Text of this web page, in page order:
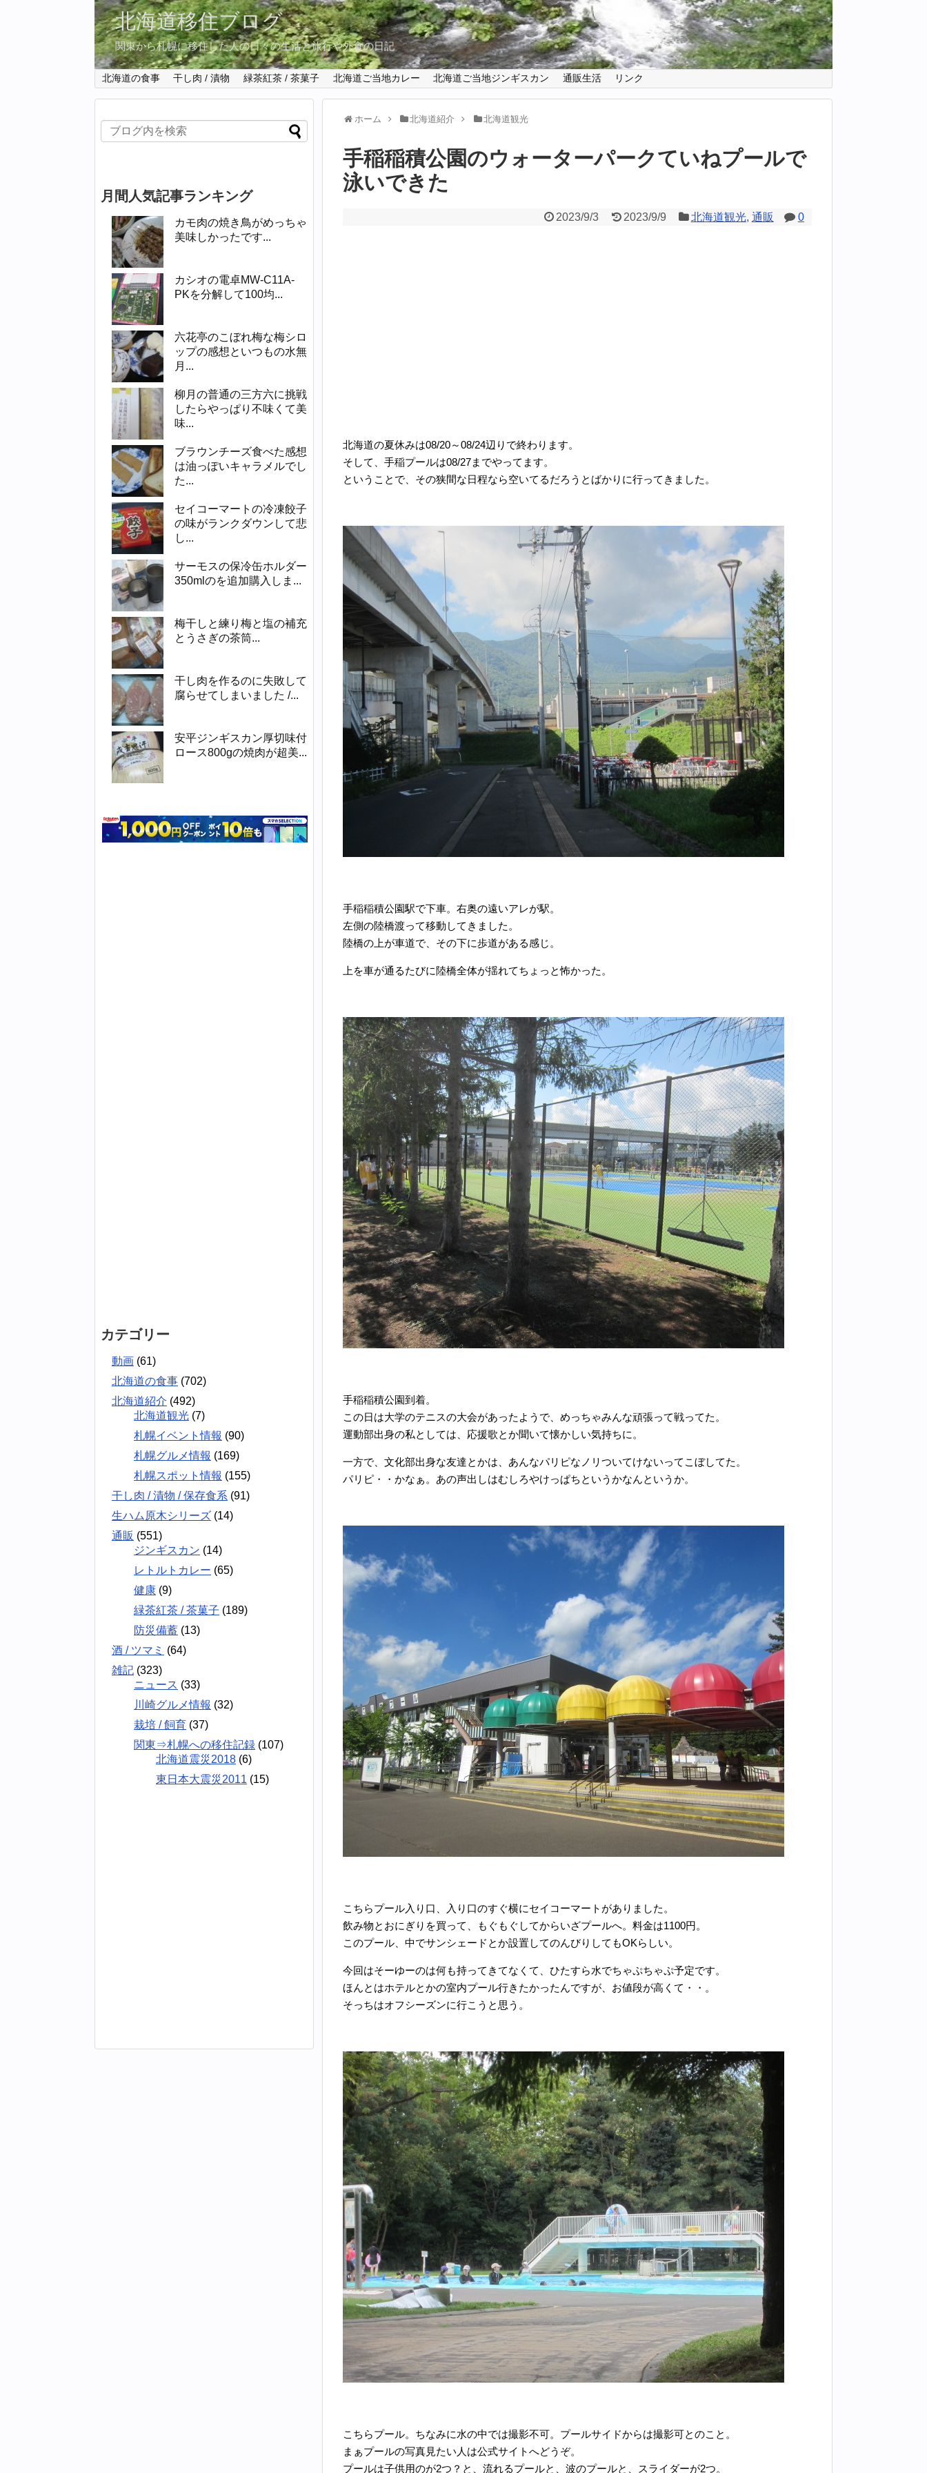
北海道移住ブログ
関東から札幌に移住した人の日々の生活と旅行や外食の日記
北海道の食事 干し肉 / 漬物 緑茶紅茶 / 茶菓子 北海道ご当地カレー 北海道ご当地ジンギスカン 通販生活 リンク
ホーム 北海道紹介 北海道観光
手稲稲積公園のウォーターパークていねプールで
泳いできた
2023/9/3 2023/9/9 北海道観光, 通販 0
北海道の夏休みは08/20～08/24辺りで終わります。
そして、手稲プールは08/27までやってます。
ということで、その狭間な日程なら空いてるだろうとばかりに行ってきました。
手稲稲積公園駅で下車。右奥の遠いアレが駅。
左側の陸橋渡って移動してきました。
陸橋の上が車道で、その下に歩道がある感じ。
上を車が通るたびに陸橋全体が揺れてちょっと怖かった。
手稲稲積公園到着。
この日は大学のテニスの大会があったようで、めっちゃみんな頑張って戦ってた。
運動部出身の私としては、応援歌とか聞いて懐かしい気持ちに。
一方で、文化部出身な友達とかは、あんなパリピなノリついてけないってこぼしてた。
パリピ・・かなぁ。あの声出しはむしろやけっぱちというかなんというか。
こちらプール入り口、入り口のすぐ横にセイコーマートがありました。
飲み物とおにぎりを買って、もぐもぐしてからいざプールへ。料金は1100円。
このプール、中でサンシェードとか設置してのんびりしてもOKらしい。
今回はそーゆーのは何も持ってきてなくて、ひたすら水でちゃぷちゃぷ予定です。
ほんとはホテルとかの室内プール行きたかったんですが、お値段が高くて・・。
そっちはオフシーズンに行こうと思う。
こちらプール。ちなみに水の中では撮影不可。プールサイドからは撮影可とのこと。
まぁプールの写真見たい人は公式サイトへどうぞ。
プールは子供用のが2つ？と、流れるプールと、波のプールと、スライダーが2つ。
月間人気記事ランキング
カモ肉の焼き鳥がめっちゃ
美味しかったです...
カシオの電卓MW-C11A-
PKを分解して100均...
六花亭のこぼれ梅な梅シロ
ップの感想といつもの水無
月...
柳月の普通の三方六に挑戦
したらやっぱり不味くて美
味...
ブラウンチーズ食べた感想
は油っぽいキャラメルでし
た...
セイコーマートの冷凍餃子
の味がランクダウンして悲
し...
サーモスの保冷缶ホルダー
350mlのを追加購入しま...
梅干しと練り梅と塩の補充
とうさぎの茶筒...
干し肉を作るのに失敗して
腐らせてしまいました /...
安平ジンギスカン厚切味付
ロース800gの焼肉が超美...
カテゴリー
動画 (61)
北海道の食事 (702)
北海道紹介 (492)
北海道観光 (7)
札幌イベント情報 (90)
札幌グルメ情報 (169)
札幌スポット情報 (155)
干し肉 / 漬物 / 保存食系 (91)
生ハム原木シリーズ (14)
通販 (551)
ジンギスカン (14)
レトルトカレー (65)
健康 (9)
緑茶紅茶 / 茶菓子 (189)
防災備蓄 (13)
酒 / ツマミ (64)
雑記 (323)
ニュース (33)
川崎グルメ情報 (32)
栽培 / 飼育 (37)
関東⇒札幌への移住記録 (107)
北海道震災2018 (6)
東日本大震災2011 (15)